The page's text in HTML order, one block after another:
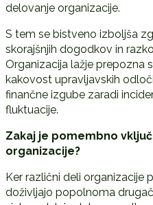
delovanje organizacije.
S tem se bistveno izboljša
skorajšnjih dogodkov in
Organizacija lažje prepozna
kakovost upravljavskih
finančne izgube zaradi
fluktuacije.
Zakaj je pomembno vključ
organizacije?
Ker različni deli organizacije
doživljajo popolnoma